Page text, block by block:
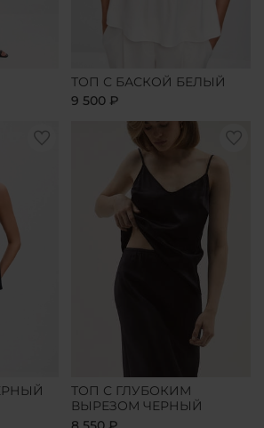
ТОП С БАСКОЙ БЕЛЫЙ
9 500 ₽
ТОП С ГЛУБОКИМ
ВЫРЕЗОМ ЧЕРНЫЙ